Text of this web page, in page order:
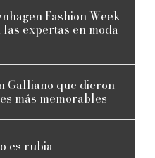
Fashion Week
las expertas en moda
Galliano que dieron
más memorables
es rubia